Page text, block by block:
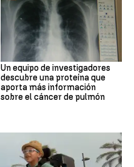
Un equipo de investigadores
descubre una proteína que
aporta más información
sobre el cáncer de pulmón